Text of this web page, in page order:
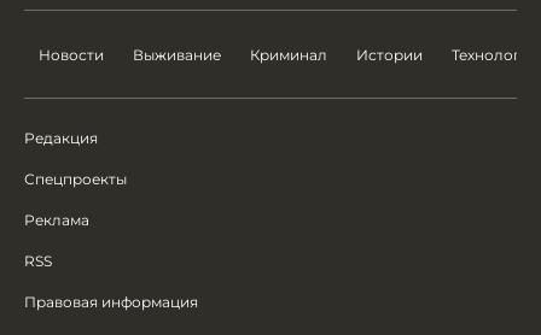
Новости Выживание Криминал Истории Технологии
Редакция
Спецпроекты
Реклама
RSS
Правовая информация